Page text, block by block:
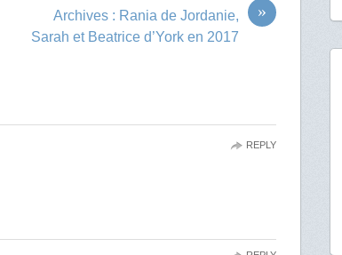
»
Archives : Rania de Jordanie,
Sarah et Beatrice d’York en 2017
REPLY